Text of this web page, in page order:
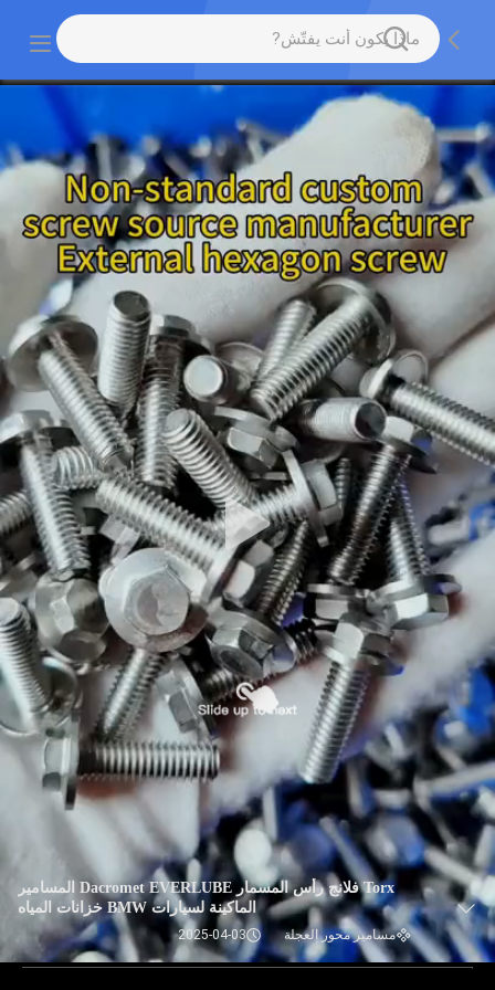
Torx فلانج رأس المسمار Dacromet EVERLUBE المسامير
الماكينة لسيارات BMW خزانات المياه
مسامير محور العجلة 2025-04-03